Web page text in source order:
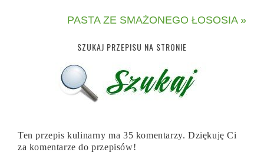
PASTA ZE SMAŻONEGO ŁOSOSIA »
SZUKAJ PRZEPISU NA STRONIE
Ten przepis kulinarny ma 35 komentarzy. Dziękuję Ci
za komentarze do przepisów!